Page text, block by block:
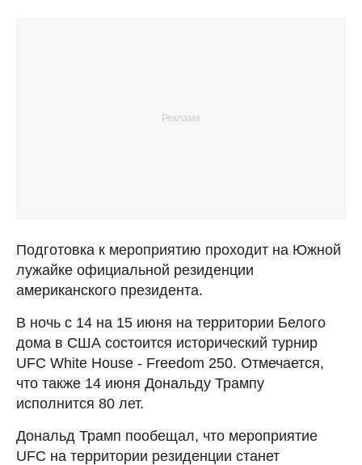
Подготовка к мероприятию проходит на Южной
лужайке официальной резиденции
американского президента.
В ночь с 14 на 15 июня на территории Белого
дома в США состоится исторический турнир
UFC White House - Freedom 250. Отмечается,
что также 14 июня Дональду Трампу
исполнится 80 лет.
Дональд Трамп пообещал, что мероприятие
UFC на территории резиденции станет